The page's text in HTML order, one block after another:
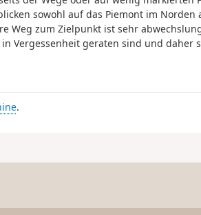
sowohl auf das Piemont im Norden
Weg zum Zielpunkt ist sehr
Vergessenheit geraten sind und daher
.